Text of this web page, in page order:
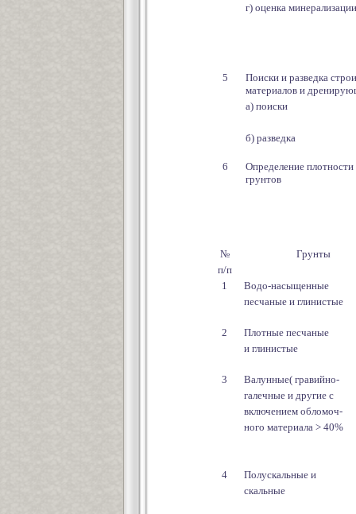
г) оценка
5
Поиски и разведка
материалов и
а) поиски
б) разведка
6
Определение
грунтов
№
Грунты
п/п
1
Водо-насыщенные
песчаные и глинистые
2
Плотные песчаные
и глинистые
3
Валунные( гравийно-
галечные и другие с
включением обломоч-
ного материала > 40%
4
Полускальные и
скальные